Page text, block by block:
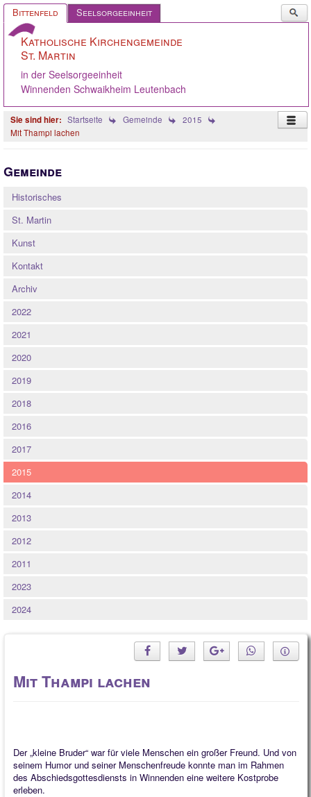
Bittenfeld Seelsorgeeinheit
...
Katholische Kirchengemeinde
St. Martin
in der Seelsorgeeinheit
Winnenden Schwaikheim Leutenbach
Startseite Gemeinde
2015
Mit Thampi lachen
Ökumene
Gelebter Glaube
Quintessenz
Spirituelles
2025
2026
Gemeinde
Historisches
St. Martin
Kunst
Kontakt
Archiv
2022
2021
2020
2019
2018
2016
2017
2015
2014
2013
2012
2011
2023
2024
Mit Thampi lachen
Der „kleine Bruder“ war für viele Menschen ein großer Freund. Und von
seinem Humor und seiner Menschenfreude konnte man im Rahmen
des Abschiedsgottesdiensts in Winnenden eine weitere Kostprobe
erleben.